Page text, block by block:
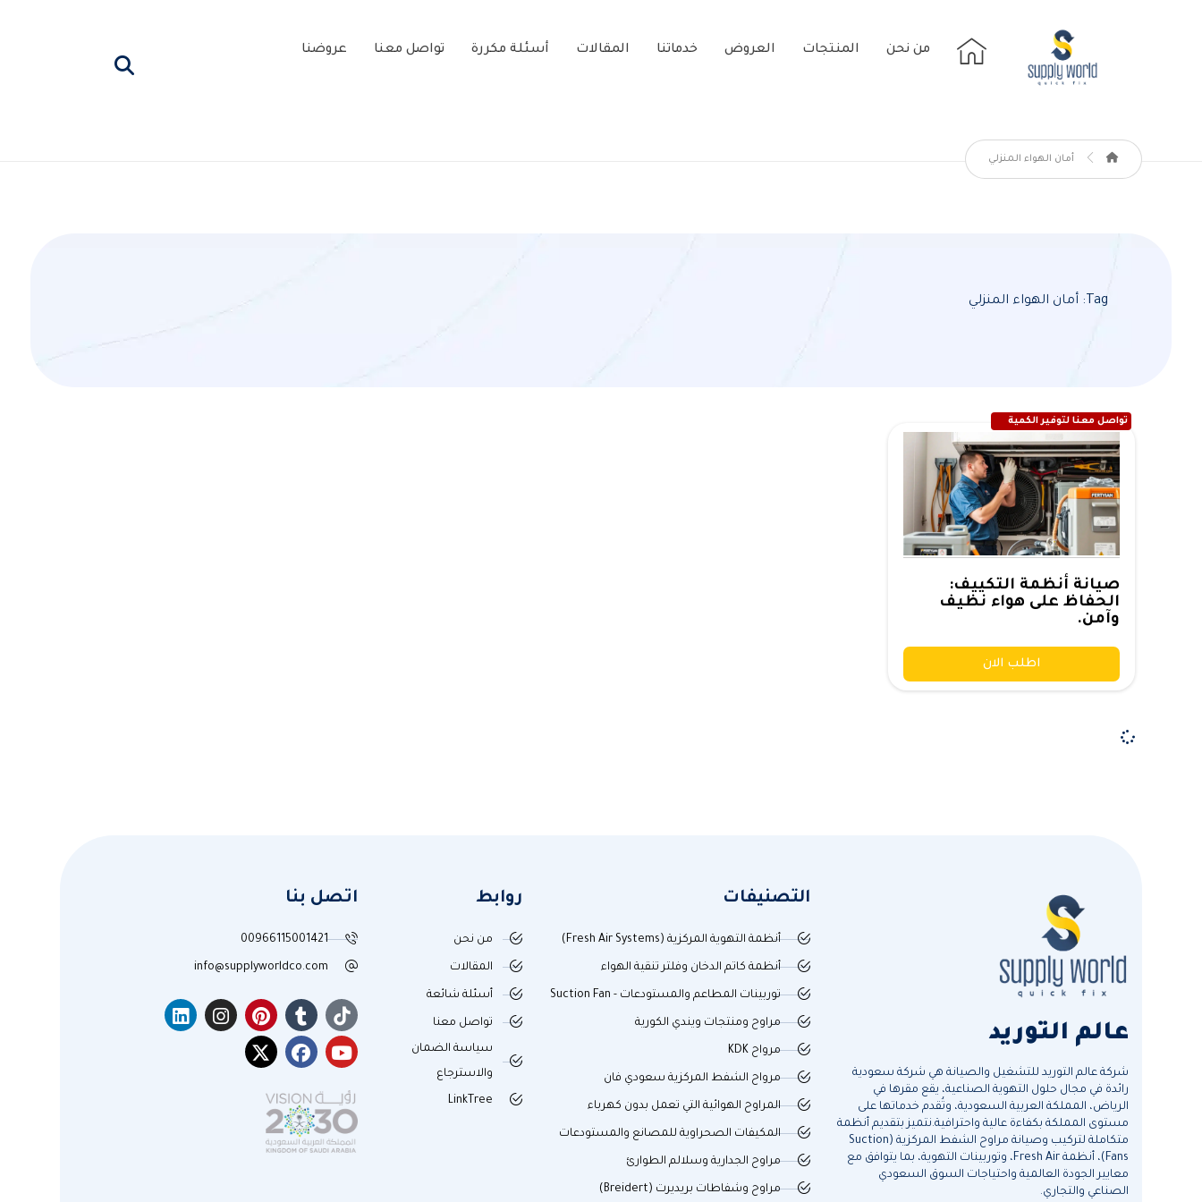
من نحن المنتجات العروض خدماتنا المقالات أسئلة مكررة تواصل معنا عروضنا
أمان الهواء المنزلي
Tag: أمان الهواء المنزلي
تواصل معنا لتوفير الكمية
صيانة أنظمة التكييف:
الحفاظ على هواء نظيف
وآمن.
اطلب الان
عالم التوريد
شركة عالم التوريد للتشغيل والصيانة هي شركة سعودية
رائدة في مجال حلول التهوية الصناعية، يقع مقرها في
الرياض، المملكة العربية السعودية، وتُقدم خدماتها على
مستوى المملكة بكفاءة عالية واحترافية.نتميز بتقديم أنظمة
متكاملة لتركيب وصيانة مراوح الشفط المركزية (Suction
Fans)، أنظمة Fresh Air، وتوربينات التهوية، بما يتوافق مع
معايير الجودة العالمية واحتياجات السوق السعودي
الصناعي والتجاري.
التصنيفات
أنظمة التهوية المركزية (Fresh Air Systems)
أنظمة كاتم الدخان وفلتر تنقية الهواء
توربينات المطاعم والمستودعات - Suction Fan
مراوح ومنتجات ويندي الكورية
مرواح KDK
مرواح الشفط المركزية سعودي فان
المراوح الهوائية التي تعمل بدون كهرباء
المكيفات الصحراوية للمصانع والمستودعات
مراوح الجدارية وسلالم الطوارئ
مراوح وشفاطات بريديرت (Breidert)
روابط
من نحن
المقالات
أسئلة شائعة
تواصل معنا
سياسة الضمان
والاسترجاع
LinkTree
اتصل بنا
00966115001421
info@supplyworldco.com